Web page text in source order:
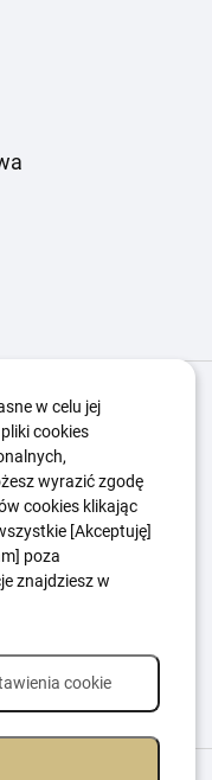
nas
Kontakt
Sygnaliści
w celu jej
cookies
wyrazić zgodę
cookies klikając
[Akceptuję]
poza
znajdziesz w
cookie